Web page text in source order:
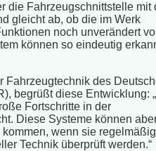
die Fahrzeugschnittstelle mit
gleicht ab, ob die im Werk
noch unverändert
können so eindeutig
Fahrzeugtechnik des
begrüßt diese Entwicklung:
Fortschritte in der
Diese Systeme können
wenn sie
Technik überprüft werden.“